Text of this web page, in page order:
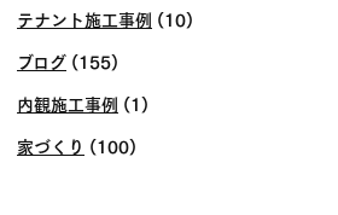
テナント施工事例 (10)
ブログ (155)
内観施工事例 (1)
家づくり (100)